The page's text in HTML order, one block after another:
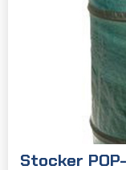
Stocker